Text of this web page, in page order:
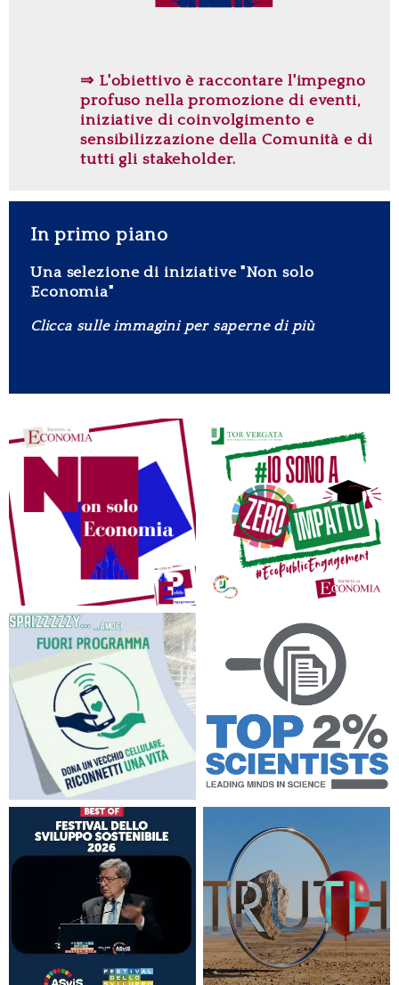
⇒ L'obiettivo è raccontare l'impegno
profuso nella promozione di eventi,
iniziative di coinvolgimento e
sensibilizzazione della Comunità e di
tutti gli stakeholder.
In primo piano
Una selezione di iniziative "Non solo
Economia"
Clicca sulle immagini per saperne di più